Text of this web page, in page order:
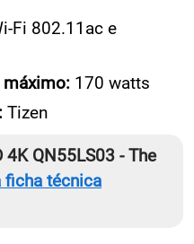
Fi 802.11ac e
máximo: 170 watts
Tizen
4K QN55LS03 - The
ficha técnica